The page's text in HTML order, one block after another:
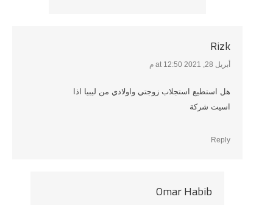
Rizk
says:
أبريل 28, 2021 at 12:50 م
هل استطيع استجلاب زوجتي واولادي من ليبيا اذا
اسيت شركة
Reply
Omar Habib